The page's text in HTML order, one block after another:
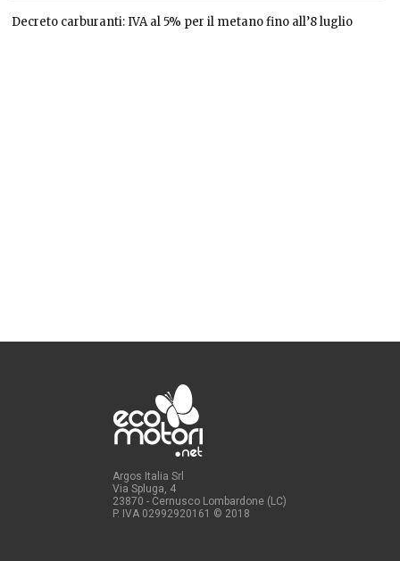
Decreto carburanti: IVA al 5% per il metano fino all’8 luglio
Argos Italia Srl
Via Spluga, 4
23870 - Cernusco Lombardone (LC)
P. IVA 02992920161 © 2018